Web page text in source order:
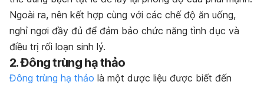
Ngoài ra, nên kết hợp cùng với các chế độ ăn uống,
nghỉ ngơi đầy đủ để đảm bảo chức năng tình dục và
điều trị rối loạn sinh lý.
2. Đông trùng hạ thảo
Đông trùng hạ thảo là một dược liệu được biết đến